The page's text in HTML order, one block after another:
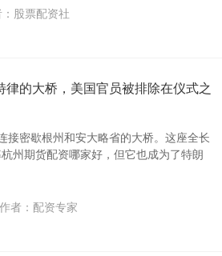
股票配资社
的大桥，美国官员被排除在仪式之
接密歇根州和安大略省的大桥。这座全长
州期货配资哪家好，但它也成为了特朗
作者：配资专家